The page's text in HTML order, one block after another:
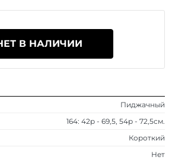
В НАЛИЧИИ
Пиджачный
164: 42р - 69,5, 54р - 72,5см.
Короткий
Нет